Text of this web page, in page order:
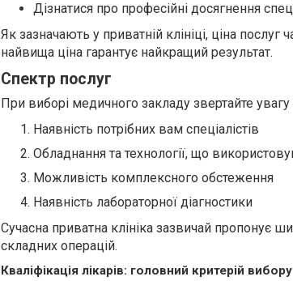
Дізнатися про професійні досягнення
Як зазначають у приватній клініці, ціна
найвища ціна гарантує найкращий результат.
Спектр послуг
При виборі медичного закладу звертайте увагу
Наявність потрібних вам спеціалістів
Обладнання та технології, що
Можливість комплексного обстеження
Наявність лабораторної діагностики
Сучасна приватна клініка зазвичай пропонує
складних операцій.
Кваліфікація лікарів: головний критерій вибору